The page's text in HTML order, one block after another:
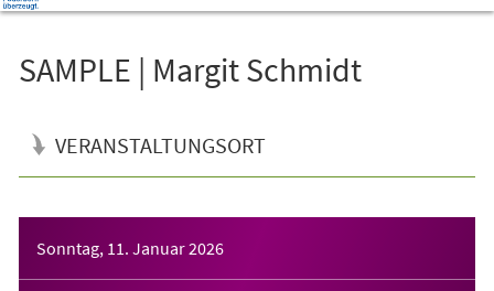
SAMPLE | Margit Schmidt
VERANSTALTUNGSORT
Sonntag, 11. Januar 2026